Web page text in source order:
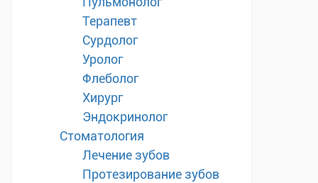
Терапевт
Сурдолог
Уролог
Флеболог
Хирург
Эндокринолог
Стоматология
Лечение зубов
Протезирование зубов